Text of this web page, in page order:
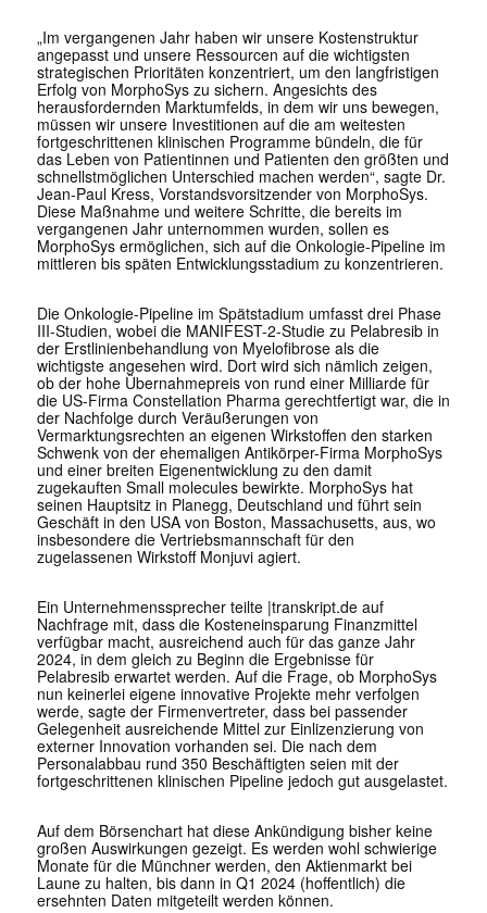
„Im vergangenen Jahr haben wir unsere Kostenstruktur
angepasst und unsere Ressourcen auf die wichtigsten
strategischen Prioritäten konzentriert, um den langfristigen
Erfolg von MorphoSys zu sichern. Angesichts des
herausfordernden Marktumfelds, in dem wir uns bewegen,
müssen wir unsere Investitionen auf die am weitesten
fortgeschrittenen klinischen Programme bündeln, die für
das Leben von Patientinnen und Patienten den größten und
schnellstmöglichen Unterschied machen werden“, sagte Dr.
Jean-Paul Kress, Vorstandsvorsitzender von MorphoSys.
Diese Maßnahme und weitere Schritte, die bereits im
vergangenen Jahr unternommen wurden, sollen es
MorphoSys ermöglichen, sich auf die Onkologie-Pipeline im
mittleren bis späten Entwicklungsstadium zu konzentrieren.
Die Onkologie-Pipeline im Spätstadium umfasst drei Phase
III-Studien, wobei die MANIFEST-2-Studie zu Pelabresib in
der Erstlinienbehandlung von Myelofibrose als die
wichtigste angesehen wird. Dort wird sich nämlich zeigen,
ob der hohe Übernahmepreis von rund einer Milliarde für
die US-Firma Constellation Pharma gerechtfertigt war, die in
der Nachfolge durch Veräußerungen von
Vermarktungsrechten an eigenen Wirkstoffen den starken
Schwenk von der ehemaligen Antikörper-Firma MorphoSys
und einer breiten Eigenentwicklung zu den damit
zugekauften Small molecules bewirkte. MorphoSys hat
seinen Hauptsitz in Planegg, Deutschland und führt sein
Geschäft in den USA von Boston, Massachusetts, aus, wo
insbesondere die Vertriebsmannschaft für den
zugelassenen Wirkstoff Monjuvi agiert.
Ein Unternehmenssprecher teilte |transkript.deauf
Nachfrage mit, dass die Kosteneinsparung Finanzmittel
verfügbar macht, ausreichend auch für das ganze Jahr
2024, in dem gleich zu Beginn die Ergebnisse für
Pelabresib erwartet werden. Auf die Frage, ob MorphoSys
nun keinerlei eigene innovative Projekte mehr verfolgen
werde, sagte der Firmenvertreter, dass bei passender
Gelegenheit ausreichende Mittel zur Einlizenzierung von
externer Innovation vorhanden sei. Die nach dem
Personalabbau rund 350 Beschäftigten seien mit der
fortgeschrittenen klinischen Pipeline jedoch gut ausgelastet.
Auf dem Börsenchart hat diese Ankündigung bisher keine
großen Auswirkungen gezeigt. Es werden wohl schwierige
Monate für die Münchner werden, den Aktienmarkt bei
Laune zu halten, bis dann in Q1 2024 (hoffentlich) die
ersehnten Daten mitgeteilt werden können.